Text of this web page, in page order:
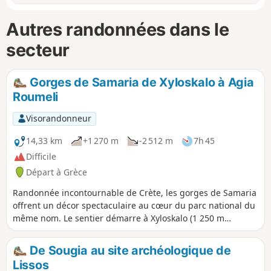
Autres randonnées dans le
secteur
Gorges de Samaria de Xyloskalo à Agia
Roumeli
Visorandonneur
14,33 km
+1 270 m -2 512 m
7h 45
Difficile
Départ à Grèce
Randonnée incontournable de Crète, les gorges de Samaria
offrent un décor spectaculaire au cœur du parc national du
même nom. Le sentier démarre à Xyloskalo (1 250 m
d’altitude) et descend jusqu’au village côtier d’Agia Roumeli,
en longeant un impressionnant canyon de 16 km.
L’itinéraire est très bien balisé : il suffit de suivre la
De Sougia au site archéologique de
Lissos